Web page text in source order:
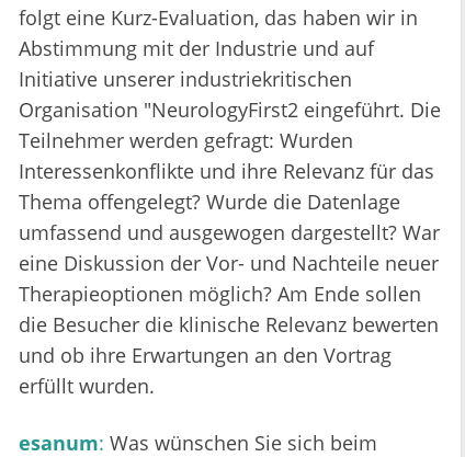
folgt eine Kurz-Evaluation, das haben wir in
Abstimmung mit der Industrie und auf
Initiative unserer industriekritischen
Organisation "NeurologyFirst2 eingeführt. Die
Teilnehmer werden gefragt: Wurden
Interessenkonflikte und ihre Relevanz für das
Thema offengelegt? Wurde die Datenlage
umfassend und ausgewogen dargestellt? War
eine Diskussion der Vor- und Nachteile neuer
Therapieoptionen möglich? Am Ende sollen
die Besucher die klinische Relevanz bewerten
und ob ihre Erwartungen an den Vortrag
erfüllt wurden.
esanum: Was wünschen Sie sich beim